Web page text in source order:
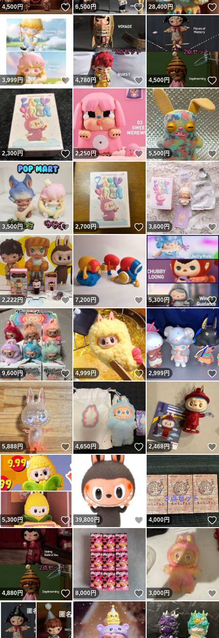
4,500円 いいね！
6,500円 いいね！
28,400円
3,999円 いいね！
4,780円 いいね！
4,500円
2,300円 いいね！
2,250円 いいね！
5,500円
3,500円 いいね！
2,700円 いいね！
3,600円
2,222円 いいね！
7,200円 いいね！
5,300円
9,600円 いいね！
4,999円 いいね！
2,999円
5,888円 いいね！
4,650円 いいね！
2,468円
5,300円 いいね！
39,800 円 いいね！
4,000円
4,880円 いいね！
8,000円 いいね！
3,000円